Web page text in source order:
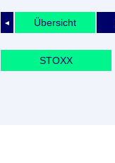
◄ Übersicht
STOXX